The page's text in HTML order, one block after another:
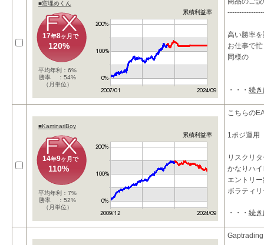
■窓埋めくん
累積利益率
17年8ヶ月で
120%
平均年利：6%
勝率 ：54%
（月単位）
高い勝率
お仕事で
同様の
・・・ 続
■KaminariBoy
累積利益率
14年9ヶ月で
110%
平均年利：7%
勝率 ：52%
（月単位）
こちらの
1ポジ運用
リスクリ
かなりハ
エントリ
ボラティ
・・・ 続